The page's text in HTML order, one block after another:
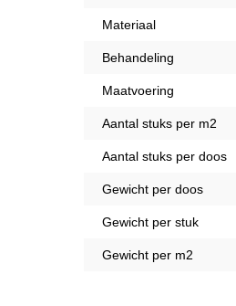
Materiaal
Behandeling
Maatvoering
Aantal stuks per m2
Aantal stuks per doos
Gewicht per doos
Gewicht per stuk
Gewicht per m2